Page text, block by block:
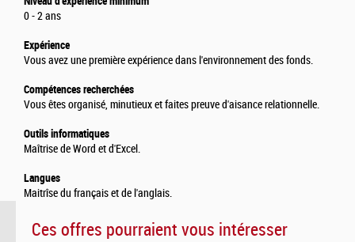
0 - 2 ans
Expérience
Vous avez une première expérience dans l'environnement des fonds.
Compétences recherchées
Vous êtes organisé, minutieux et faites preuve d'aisance relationnelle.
Outils informatiques
Maîtrise de Word et d'Excel.
Langues
Maitrîse du français et de l'anglais.
Ces offres pourraient vous intéresser